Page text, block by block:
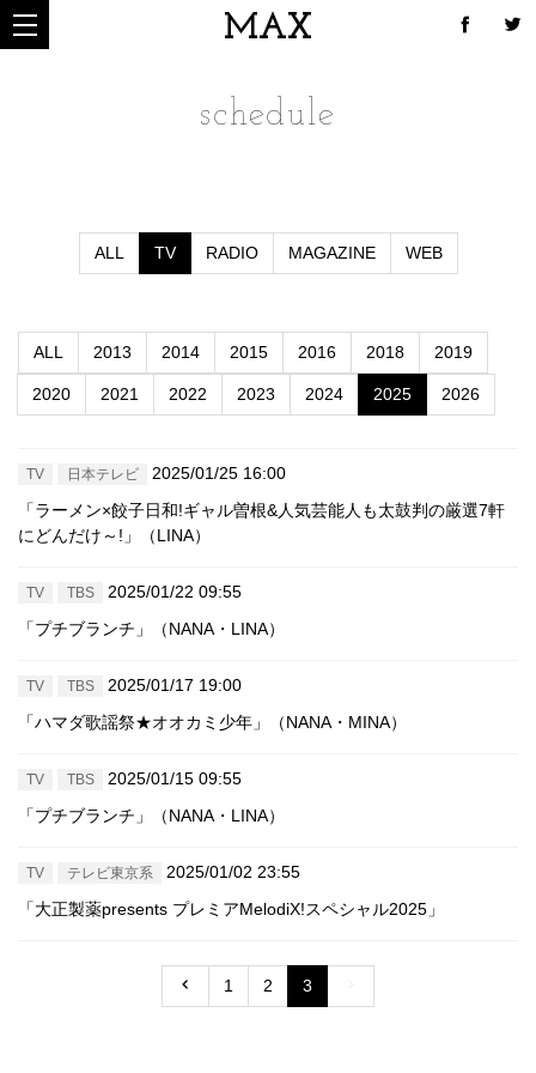
MAX
schedule
ALL TV RADIO MAGAZINE WEB
ALL 2013 2014 2015 2016 2018 2019
2020 2021 2022 2023 2024 2025 2026
TV 日本テレビ
2025/01/25 16:00
「ラーメン×餃子日和!ギャル曽根&人気芸能人も太鼓判の厳選7軒
にどんだけ～!」（LINA）
TV TBS
2025/01/22 09:55
「プチブランチ」（NANA・LINA）
TV TBS
2025/01/17 19:00
「ハマダ歌謡祭★オオカミ少年」（NANA・MINA）
TV TBS
2025/01/15 09:55
「プチブランチ」（NANA・LINA）
TV テレビ東京系
2025/01/02 23:55
「大正製薬presents プレミアMelodiX!スペシャル2025」
1 2 3